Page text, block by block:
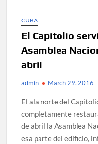
CUBA
El Capitolio
Asamblea
abril
admin March 29, 2016
El ala norte del
completamente
de abril la Asamblea
esa parte del edificio,